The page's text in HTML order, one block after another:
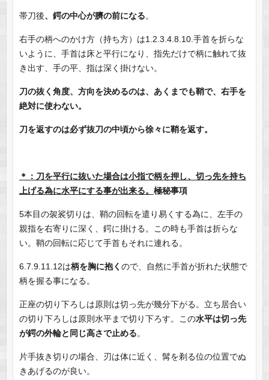
帯刀後、鍔の中心が臍の前になる。
右手の柄へのかけ方（持ち方）は1.2.3.4.8.10.手首を折らな
いように、手首は床と平行になり、指先だけで柄に触れて抜
き出す、手の平、指は深く掛けない。
刀の抜く角度、方向を決めるのは、あくまでも鞘で、右手を
絶対に使わない。
刀を返すのは必ず抜刀の中頃から徐々に鞘を返す。
＊：刀を平行に抜いた場合は小指で柄を押し、切っ先を持ち
上げる為に水平にする事が出来る。 極秘事項
5本目の袈裟切りは、鞘の回転を遣り易くする為に、左手の
親指を右寄りに深く、鍔に掛ける。この時も手首は折らな
い。鞘の回転に応じて手首もそれに連れる。
6.7.9.11.12は柄を胸に抱く ので、自然に手首が折れた状態で
柄を握る事になる。
正座の切り下ろしは原則は切っ先が幾分下がる。立ち居合い
の切り下ろしは原則水平まで切り下ろす。この水平は切っ先
が鍔の外輪と同じ高さで止める。
片手抜き切りの場合、刃は体に近く、髯を剃る位の位置でぬ
きあげるのが良い。